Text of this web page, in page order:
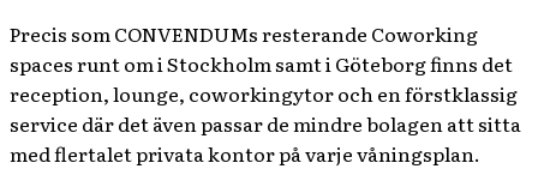
Precis som CONVENDUMs resterande Coworking
spaces runt om i Stockholm samt i Göteborg finns det
reception, lounge, coworkingytor och en förstklassig
service där det även passar de mindre bolagen att sitta
med flertalet privata kontor på varje våningsplan.